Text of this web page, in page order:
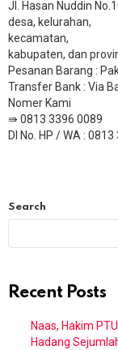
Jl. Hasan Nuddin
desa, kelurahan,
kecamatan,
kabupaten, dan
Pesanan Barang :
​Transfer Bank : Via
Nomer Kami
⇛ 0813 3396 0089
DI No. HP / WA :
Search
Recent Posts
Naas, Hakim
Hadang